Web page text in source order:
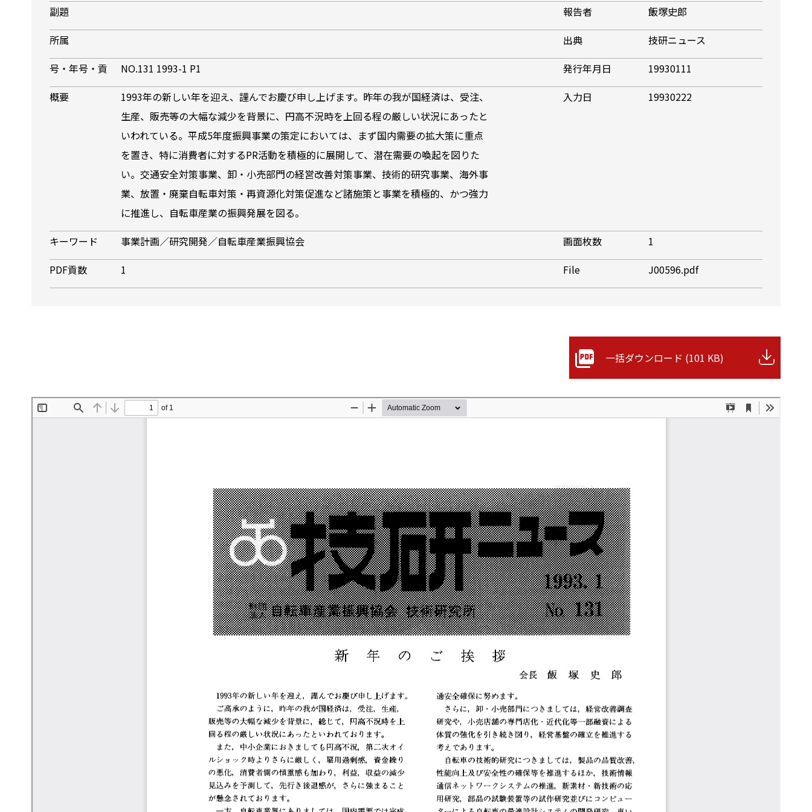
副題
報告者
飯塚史郎
所属
出典
技研ニュース
号・年号・貢
NO.131 1993-1 P1 発行年月日
19930111
概要
1993年の新しい年を迎え、謹んでお慶び申し上げます。昨年の我が国経済は、受注、
生産、販売等の大幅な減少を背景に、円高不況時を上回る程の厳しい状況にあったと
いわれている。平成5年度振興事業の策定においては、まず国内需要の拡大策に重点
を置き、特に消費者に対するPR活動を積極的に展開して、潜在需要の喚起を図りた
い。交通安全対策事業、卸・小売部門の経営改善対策事業、技術的研究事業、海外事
業、放置・廃棄自転車対策・再資源化対策促進など諸施策と事業を積極的、かつ強力
に推進し、自転車産業の振興発展を図る。
入力日 19930222
キーワード 事業計画／研究開発／自転車産業振興協会 画面枚数
1
PDF貢数
1 File J00596.pdf
一括ダウンロード (101 KB)